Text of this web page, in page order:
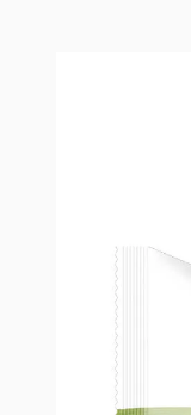
acquistare